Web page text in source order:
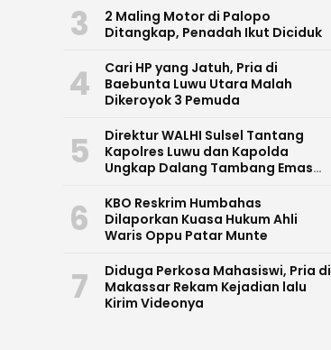
3
2 Maling Motor di Palopo
Ditangkap, Penadah Ikut Diciduk
4
Cari HP yang Jatuh, Pria di
Baebunta Luwu Utara Malah
Dikeroyok 3 Pemuda
5
Direktur WALHI Sulsel Tantang
Kapolres Luwu dan Kapolda
Ungkap Dalang Tambang Emas
6
KBO Reskrim Humbahas
Dilaporkan Kuasa Hukum Ahli
Waris Oppu Patar Munte
7
Diduga Perkosa Mahasiswi, Pria di
Makassar Rekam Kejadian lalu
Kirim Videonya